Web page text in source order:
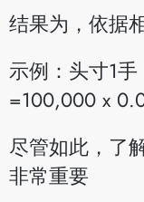
结果为，依据
示例：头寸1
=100,000 x
尽管如此，了
非常重要